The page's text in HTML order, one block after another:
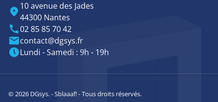
10 avenue des Jades
44300 Nantes
02 85 85 70 42
contact@dgsys.fr
Lundi - Samedi : 9h - 19h
© 2026 DGsys. - Sblaaaf! - Tous droits réservés.